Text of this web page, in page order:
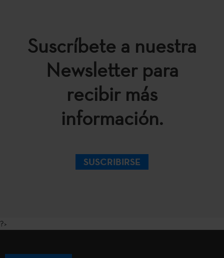
Suscríbete a nuestra
Newsletter para
recibir más
información.
SUSCRIBIRSE
?>